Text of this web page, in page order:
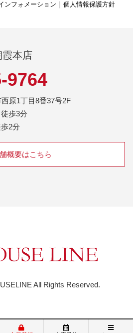
ンフォメーション 個人情報保護方針
本店
9764
原1丁目8番37号2F
歩3分
2分
概要はこちら
All Rights Reserved.